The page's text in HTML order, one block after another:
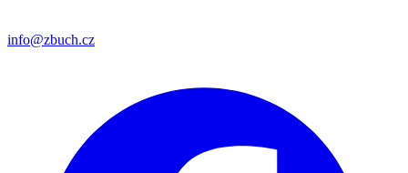
info@zbuch.cz